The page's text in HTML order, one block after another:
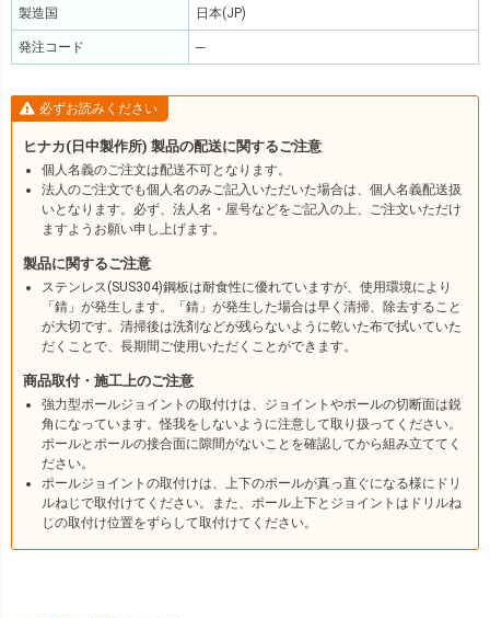
製造国 日本(JP)
発注コード ─
必ずお読みください
ヒナカ(日中製作所) 製品の配送に関するご注意
個人名義のご注文は配送不可となります。
法人のご注文でも個人名のみご記入いただいた場合は、個人名義配送扱
いとなります。必ず、法人名・屋号などをご記入の上、ご注文いただけ
ますようお願い申し上げます。
製品に関するご注意
ステンレス(SUS304)鋼板は耐食性に優れていますが、使用環境により
「錆」が発生します。「錆」が発生した場合は早く清掃、除去すること
が大切です。清掃後は洗剤などが残らないように乾いた布で拭いていた
だくことで、長期間ご使用いただくことができます。
商品取付・施工上のご注意
強力型ポールジョイントの取付けは、ジョイントやポールの切断面は鋭
角になっています。怪我をしないように注意して取り扱ってください。
ポールとポールの接合面に隙間がないことを確認してから組み立ててく
ださい。
ポールジョイントの取付けは、上下のポールが真っ直ぐになる様にドリ
ルねじで取付けてください。また、ポール上下とジョイントはドリルね
じの取付け位置をずらして取付けてください。